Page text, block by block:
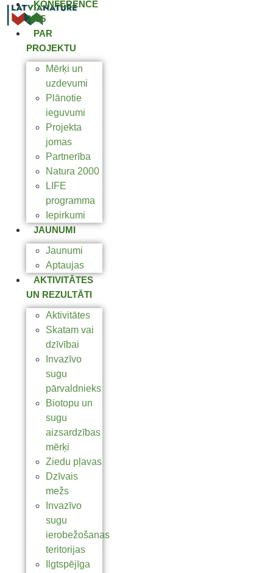
KONFERENCE
2025
PAR
PROJEKTU
Mērķi un
uzdevumi
Plānotie
ieguvumi
Projekta
jomas
Partnerība
Natura 2000
LIFE
programma
Iepirkumi
JAUNUMI
Jaunumi
Aptaujas
AKTIVITĀTES
UN REZULTĀTI
Aktivitātes
Skatam vai
dzīvībai
Invazīvo
sugu
pārvaldnieks
Biotopu un
sugu
aizsardzības
mērķi
Ziedu pļavas
Dzīvais
mežs
Invazīvo
sugu
ierobežošanas
teritorijas
Ilgtspējīga